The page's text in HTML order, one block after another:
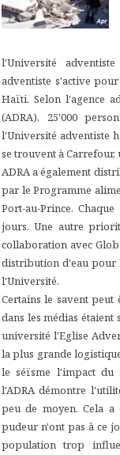
l'Université
adventiste s'active
Haïti. Selon l'agence
(ADRA), 25'000
l'Université adventiste
se trouvent à
ADRA a également
par le Programme
Port-au-Prince.
jours. Une autre
collaboration avec
distribution d'eau pour
l'Université.
Certains le savent
dans les médias étaient
université l'Eglise
la plus grande
le séïsme l'impact du
l'ADRA démontre
peu de moyen. Cela
pudeur n'ont pas à ce
population trop